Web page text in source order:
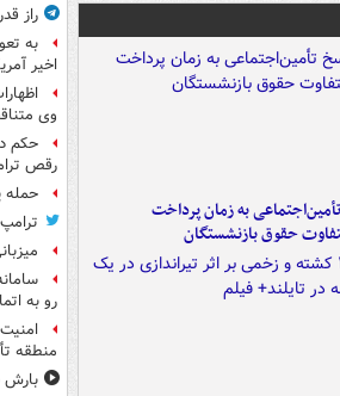
به زمان پرداخت
حقوق بازنشستگان
راز
به
اخیر
وی
حکم
رقص
حمله
رو به
منطقه
بارش